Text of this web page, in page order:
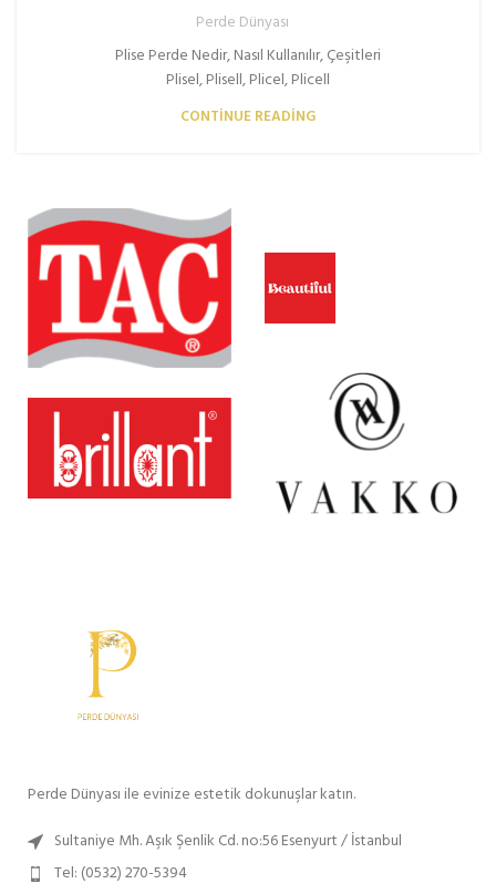
Perde Dünyası
Plise Perde Nedir, Nasıl Kullanılır, Çeşitleri
Plisel, Plisell, Plicel, Plicell
CONTINUE READING
Perde Dünyası ile evinize estetik dokunuşlar katın.
Sultaniye Mh. Aşık Şenlik Cd. no:56 Esenyurt / İstanbul
Tel: (0532) 270-5394